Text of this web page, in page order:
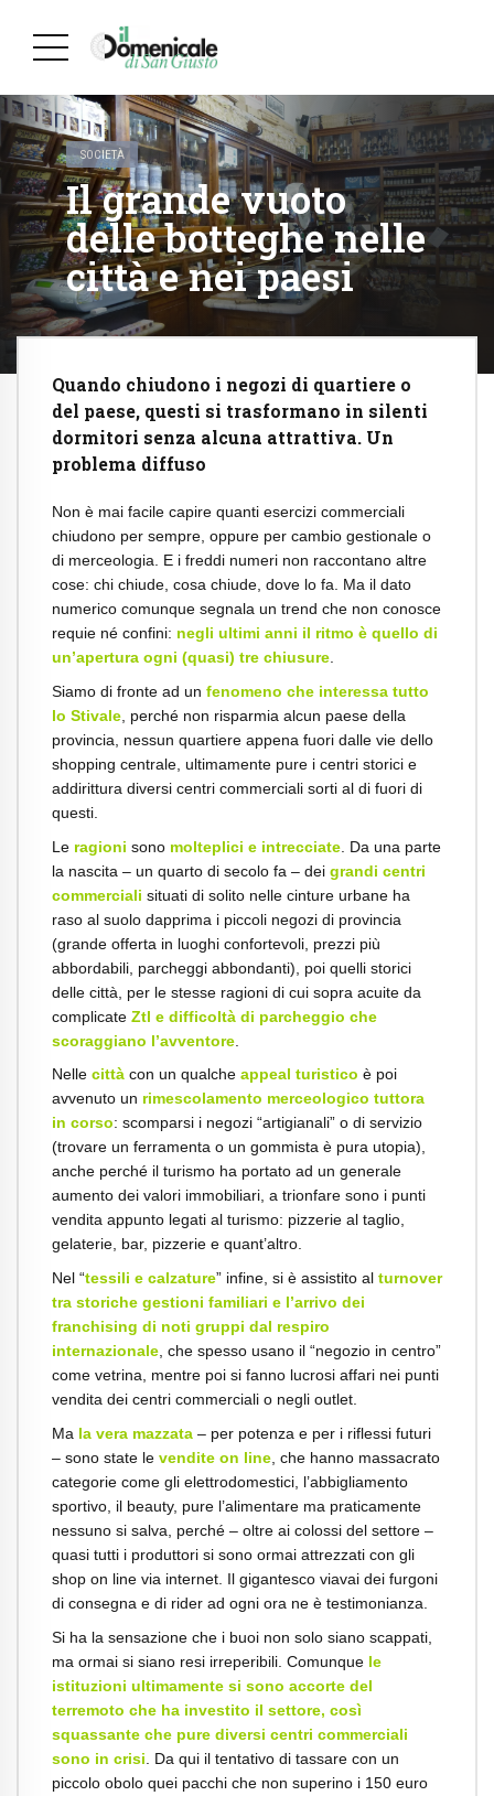
SOCIETÀ
Il grande vuoto
delle botteghe nelle
città e nei paesi
Quando chiudono i negozi di quartiere o
del paese, questi si trasformano in silenti
dormitori senza alcuna attrattiva. Un
problema diffuso
Non è mai facile capire quanti esercizi commerciali
chiudono per sempre, oppure per cambio gestionale o
di merceologia. E i freddi numeri non raccontano altre
cose: chi chiude, cosa chiude, dove lo fa. Ma il dato
numerico comunque segnala un trend che non conosce
requie né confini: negli ultimi anni il ritmo è quello di
un’apertura ogni (quasi) tre chiusure
Siamo di fronte ad un fenomeno che interessa tutto
lo Stivale , perché non risparmia alcun paese della
provincia, nessun quartiere appena fuori dalle vie dello
shopping centrale, ultimamente pure i centri storici e
addirittura diversi centri commerciali sorti al di fuori di
questi.
Le ragioni sono molteplici e intrecciate . Da una parte
la nascita – un quarto di secolo fa – dei grandi centri
commerciali situati di solito nelle cinture urbane ha
raso al suolo dapprima i piccoli negozi di provincia
(grande offerta in luoghi confortevoli, prezzi più
abbordabili, parcheggi abbondanti), poi quelli storici
delle città, per le stesse ragioni di cui sopra acuite da
complicate Ztl e difficoltà di parcheggio che
scoraggiano l’avventore
Nelle città con un qualche appeal turistico è poi
avvenuto un rimescolamento merceologico tuttora
in corso: scomparsi i negozi “artigianali” o di servizio
(trovare un ferramenta o un gommista è pura utopia),
anche perché il turismo ha portato ad un generale
aumento dei valori immobiliari, a trionfare sono i punti
vendita appunto legati al turismo: pizzerie al taglio,
gelaterie, bar, pizzerie e quant’altro.
Nel “tessili e calzature” infine, si è assistito al turnover
tra storiche gestioni familiari e l’arrivo dei
franchising di noti gruppi dal respiro
internazionale , che spesso usano il “negozio in centro”
come vetrina, mentre poi si fanno lucrosi affari nei punti
vendita dei centri commerciali o negli outlet.
Ma la vera mazzata – per potenza e per i riflessi futuri
– sono state le vendite on line , che hanno massacrato
categorie come gli elettrodomestici, l’abbigliamento
sportivo, il beauty, pure l’alimentare ma praticamente
nessuno si salva, perché – oltre ai colossi del settore –
quasi tutti i produttori si sono ormai attrezzati con gli
shop on line via internet. Il gigantesco viavai dei furgoni
di consegna e di rider ad ogni ora ne è testimonianza.
Si ha la sensazione che i buoi non solo siano scappati,
ma ormai si siano resi irreperibili. Comunque le
istituzioni ultimamente si sono accorte del
terremoto che ha investito il settore, così
squassante che pure diversi centri commerciali
sono in crisi . Da qui il tentativo di tassare con un
piccolo obolo quei pacchi che non superino i 150 euro